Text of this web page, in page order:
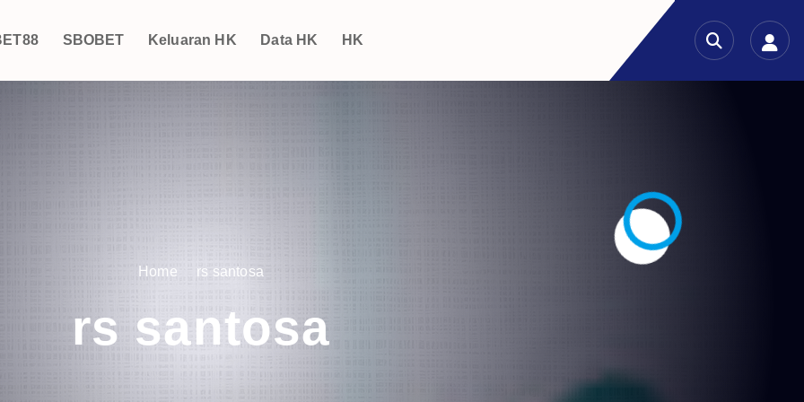
SBOBET Keluaran HK Data HK HK
Home rs santosa
rs santosa